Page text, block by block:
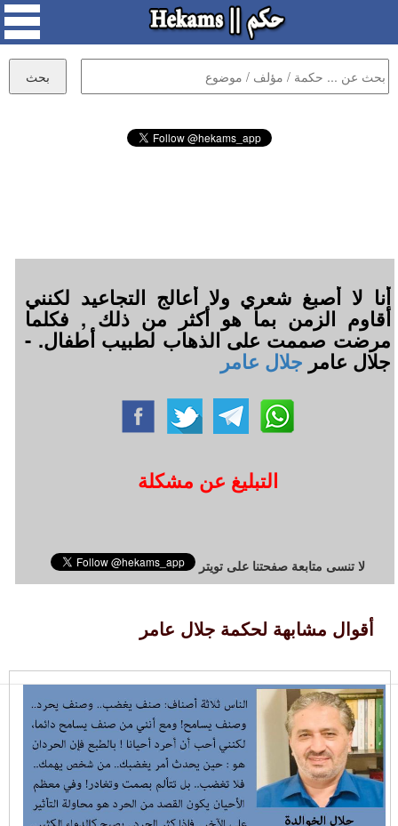
أنا لا أصبغ شعري ولا أعالج التجاعيد لكنني
أقاوم الزمن بما هو أكثر من ذلك , فكلما
مرضت صممت على الذهاب لطبيب أطفال. -
جلال عامر جلال عامر
التبليغ عن مشكلة
لا تنسى متابعة صفحتنا على تويتر
أقوال مشابهة لحكمة جلال عامر